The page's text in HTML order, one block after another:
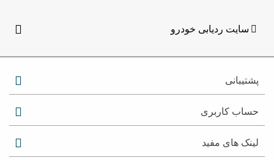
سایت ردیابی خودرو
پشتیبانی
حساب کاربری
لینک های مفید